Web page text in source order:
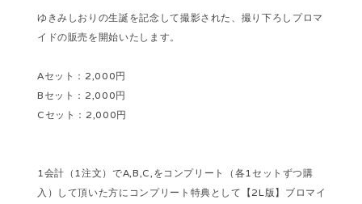
ゆきみしおりの生誕を記念して撮影された、撮り下ろしプロマ
イドの販売を開始いたします。
Aセット：2,000円
Bセット：2,000円
Cセット：2,000円
1会計（1注文）でA,B,C,をコンプリート（各1セットずつ購
入）して頂いた方にコンプリート特典として【2L版】ブロマイ